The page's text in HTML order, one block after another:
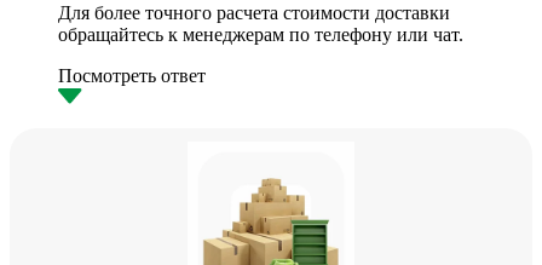
Для более точного расчета стоимости доставки
обращайтесь к менеджерам по телефону или чат.
Посмотреть ответ